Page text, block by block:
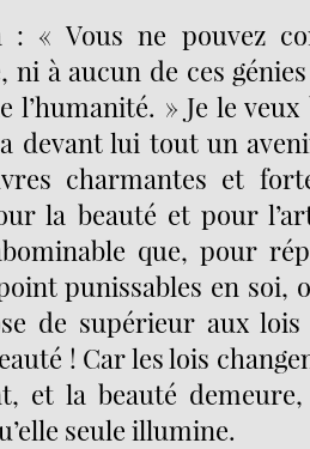
« Vous ne pouvez
ni à aucun de ces
l’humanité. » Je le
devant lui tout un
charmantes et
la beauté et pour
que, pour
punissables en soi,
de supérieur aux
! Car les lois
et la beauté
seule illumine.